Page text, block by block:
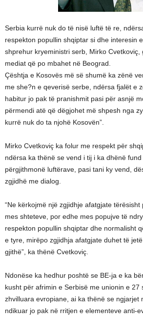
Serbia kurrë nuk do të nisë luftë të re,
respekton popullin shqiptar si dhe interesin
shprehur kryeministri serb, Mirko Cvetkoviç,
mediat që po mbahet në Beograd.
Çështja e Kosovës më së shumë ka zënë
me she?n e qeverisë serbe, ndërsa fjalët e
habitur jo pak të pranishmit pasi për asnjë
përmendi atë që dëgjohet më shpesh nga
kurrë nuk do ta njohë Kosovën”.
Mirko Cvetkoviç ka folur me respekt për
ndërsa ka thënë se vend i tij i ka dhënë
përgjithmonë luftërave, pasi tani ky vend,
zgjidhë me dialog.
“Ne kërkojmë një zgjidhje afatgjate tërësisht
mes shteteve, por edhe mes popujve të
respekton popullin shqiptar dhe normalisht
e tyre, mirëpo zgjidhja afatgjate duhet të
gjithë”, ka thënë Cvetkoviç.
Ndonëse ka hedhur poshtë se BE-ja e ka
kusht për afrimin e Serbisë me unionin e 27
zhvilluara evropiane, ai ka thënë se ngjarjet
ndikuar jo pak në rritjen e elementeve anti-